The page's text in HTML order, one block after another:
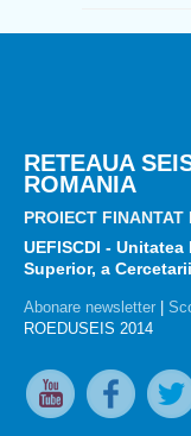
RETEAUA
ROMANIA
PROIECT FINANTAT
UEFISCDI -
Superior, a
Abonare newsletter
ROEDUSEIS 2014